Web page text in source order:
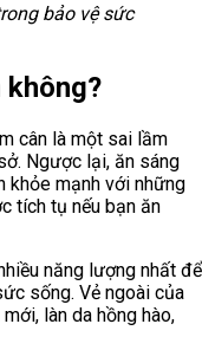
bảo vệ sức
không?
cân là một sai lầm
Ngược lại, ăn sáng
khỏe mạnh với những
tích tụ nếu bạn ăn
năng lượng nhất để
sống. Vẻ ngoài của
làn da hồng hào,